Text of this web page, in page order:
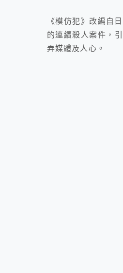
《模仿犯》改編自
的連續殺人案件，
弄媒體及人心。